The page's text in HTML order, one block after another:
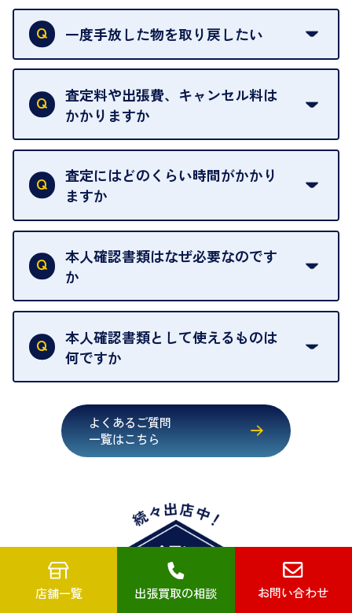
申し訳ありませんが、現在はご来店の予約は承って
おりません。
を整えておりますので、お好きな時にお越しくださ
い。
お急ぎの場合はスタッフに一言お声がけください。
可能な限り、迅速に対応させていただきます。
一度手放した物を取り戻したい
当店は質店ではありませんので、買い取ったお品物
は基本的に販売へと回されます。買い戻しはできま
せんので、ご了承ください。
グオフが可能です。
契約破棄という形で、お品物をお戻しすることがで
きます。
売却当日を含む8日間のうちに、お気軽にお申し出
出張買取のお品物は、8日間保管しております。
査定料や出張費、キャンセル料は
かかりますか
一切いただいておりません。査定金額にご納得いた
だけない場合は、その場でお断りいただいても問題
ございません。お気軽にご相談ください。
査定にはどのくらい時間がかかり
ますか
お品物の内容や点数によって異なりますが、店頭買
取の場合は1点あたり数分程度が目安です。大量の
お品物の場合は、お時間をいただくことがございま
本人確認書類はなぜ必要なのです
か
買取店は古物営業法により、お客様のご本人確認を
行うことが義務付けられています。安心してお取引
いただくためにも、ご協力をお願いいたします。
本人確認書類として使えるものは
何ですか
・健康保険証確認書
・マイナンバーカード
・在留カード
・旧パスポート
※原則として「公的機関が発行し、氏名、住所、生
年月日が記載されているもの
※日本国政府発行のもの
よくあるご質問
一覧はこちら
店舗一覧 出張買取の相談 お問い合わせ